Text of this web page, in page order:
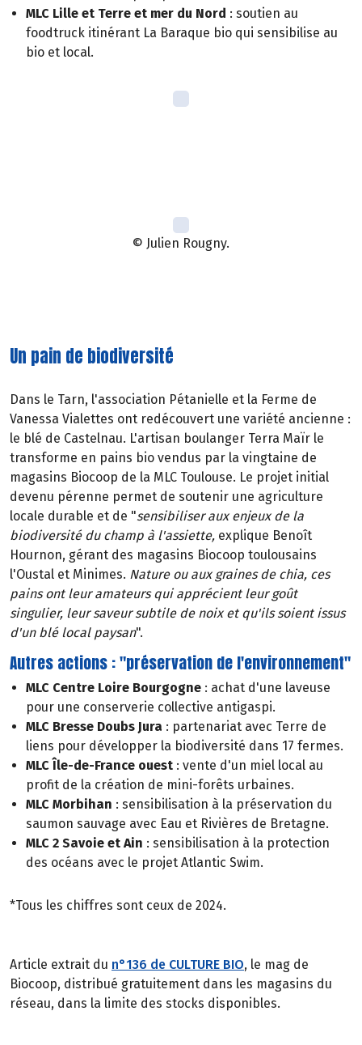
MLC Lille et Terre et mer du Nord : soutien au
foodtruck itinérant La Baraque bio qui sensibilise au
bio et local.
© Julien Rougny.
Un pain de biodiversité
Dans le Tarn, l'association Pétanielle et la Ferme de
Vanessa Vialettes ont redécouvert une variété ancienne :
le blé de Castelnau. L'artisan boulanger Terra Maïr le
transforme en pains bio vendus par la vingtaine de
magasins Biocoop de la MLC Toulouse. Le projet initial
devenu pérenne permet de soutenir une agriculture
locale durable et de "sensibiliser aux enjeux de la
biodiversité du champ à l'assiette, explique Benoît
Hournon, gérant des magasins Biocoop toulousains
l'Oustal et Minimes. Nature ou aux graines de chia, ces
pains ont leur amateurs qui apprécient leur goût
singulier, leur saveur subtile de noix et qu'ils soient issus
d'un blé local paysan".
Autres actions : "préservation de l'environnement"
MLC Centre Loire Bourgogne : achat d'une laveuse
pour une conserverie collective antigaspi.
MLC Bresse Doubs Jura : partenariat avec Terre de
liens pour développer la biodiversité dans 17 fermes.
MLC Île-de-France ouest : vente d'un miel local au
profit de la création de mini-forêts urbaines.
MLC Morbihan : sensibilisation à la préservation du
saumon sauvage avec Eau et Rivières de Bretagne.
MLC 2 Savoie et Ain : sensibilisation à la protection
des océans avec le projet Atlantic Swim.
*Tous les chiffres sont ceux de 2024.
Article extrait du n°136 de CULTURE BIO, le mag de
Biocoop, distribué gratuitement dans les magasins du
réseau, dans la limite des stocks disponibles.